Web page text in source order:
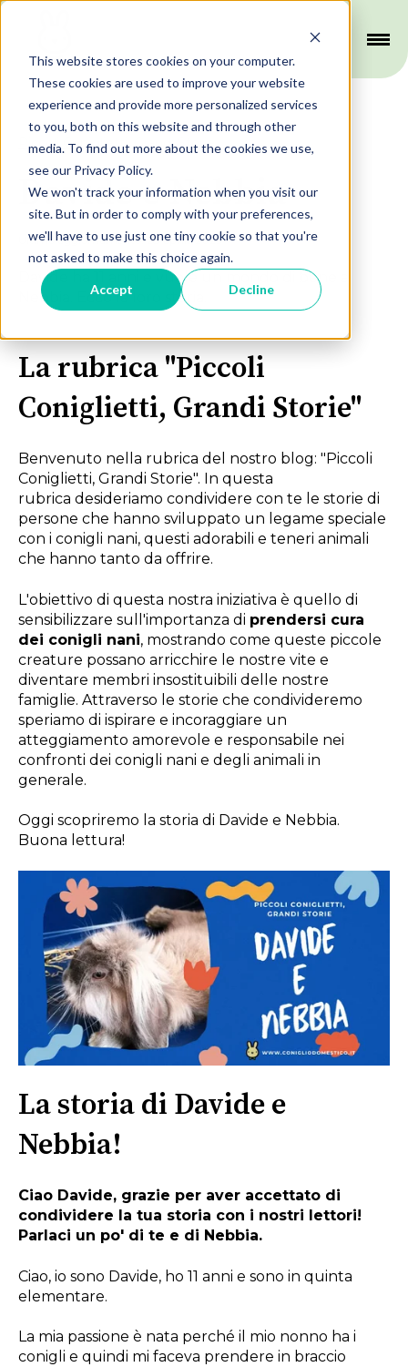
This website stores cookies on your computer.
These cookies are used to improve your website
experience and provide more personalized services
to you, both on this website and through other
media. To find out more about the cookies we use,
see our Privacy Policy.
We won't track your information when you visit our
site. But in order to comply with your preferences,
we'll have to use just one tiny cookie so that you're
not asked to make this choice again.
Accept Decline
Piccoli Coniglietti, Grandi Storie
Davide e Nebbia
Ultimo aggiornamento: 28 aprile 2023
Davide ha 11 anni e vuole un mondo di bene a
Nebbia. Ecco la loro storia.
La rubrica "Piccoli
Coniglietti, Grandi Storie"
Benvenuto nella rubrica del nostro blog: "Piccoli
Coniglietti, Grandi Storie". In questa
rubrica desideriamo condividere con te le storie di
persone che hanno sviluppato un legame speciale
con i conigli nani, questi adorabili e teneri animali
che hanno tanto da offrire.
L'obiettivo di questa nostra iniziativa è quello di
sensibilizzare sull'importanza di prendersi cura
dei conigli nani, mostrando come queste piccole
creature possano arricchire le nostre vite e
diventare membri insostituibili delle nostre
famiglie. Attraverso le storie che condivideremo
speriamo di ispirare e incoraggiare un
atteggiamento amorevole e responsabile nei
confronti dei conigli nani e degli animali in
generale.
Oggi scopriremo la storia di Davide e Nebbia.
Buona lettura!
La storia di Davide e
Nebbia!
Ciao Davide, grazie per aver accettato di
condividere la tua storia con i nostri lettori!
Parlaci un po' di te e di Nebbia.
Ciao, io sono Davide, ho 11 anni e sono in quinta
elementare.
La mia passione è nata perché il mio nonno ha i
conigli e quindi mi faceva prendere in braccio